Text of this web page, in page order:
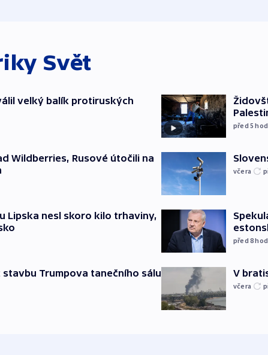
Svět
velký balík protiruských
Wildberries, Rusové útočili na
Lipska nesl skoro kilo trhaviny,
Trumpova tanečního sálu
před 5
včera
před 8
V
včera